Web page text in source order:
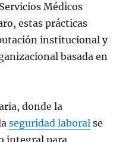
Médicos
estas prácticas
institucional y
basada en
donde la
seguridad laboral se